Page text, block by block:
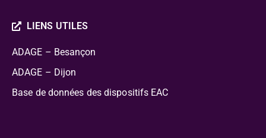
LIENS UTILES
ADAGE – Besançon
ADAGE – Dijon
Base de données des dispositifs EAC